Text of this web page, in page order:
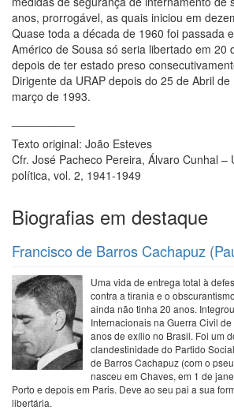
anos, prorrogável, as quais iniciou em
Quase toda a década de 1960 foi passada
Américo de Sousa só seria libertado em 20
depois de ter estado preso
Dirigente da URAP depois do 25 de Abril
março de 1993.
Texto original: João Esteves
Cfr. José Pacheco Pereira, Álvaro Cunhal –
política, vol. 2, 1941-1949
Biografias em destaque
Francisco de Barros Cachapuz
Uma vida de entrega total à
contra a tirania e o
ainda não tinha 20 anos.
Internacionais na Guerra Civil
anos de exílio no Brasil. Foi um
clandestinidade do Partido
de Barros Cachapuz (com o
nasceu em Chaves, em 1 de
Porto e depois em Paris. Deve ao seu pai a sua
libertária.